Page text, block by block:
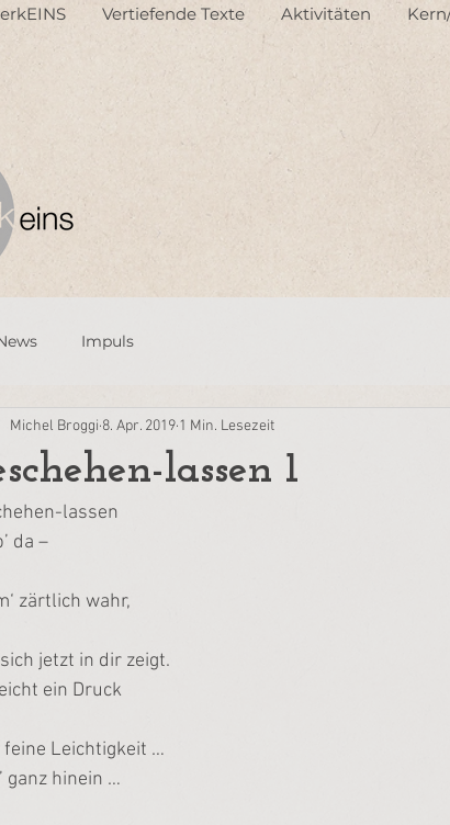
Vertiefende Texte Aktivitäten
Impuls
lassen 1
Michel Broggi 8. Apr. 2019 1 Min. Lesezeit
lassen
da –
zärtlich wahr,
jetzt in dir zeigt.
ein Druck
feine Leichtigkeit …
ganz hinein …